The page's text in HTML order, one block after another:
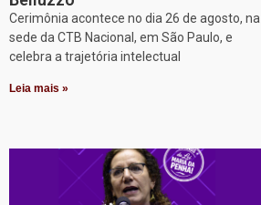
Cerimônia acontece no dia 26 de agosto, na
sede da CTB Nacional, em São Paulo, e
celebra a trajetória intelectual
Leia mais »